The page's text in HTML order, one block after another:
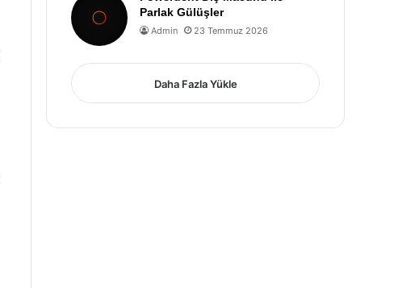
Parlak Gülüşler
Admin 23 Temmuz 2026
Daha Fazla Yükle